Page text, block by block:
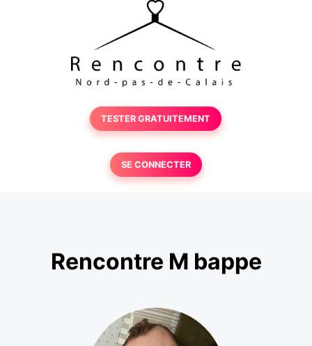
TESTER GRATUITEMENT
SE CONNECTER
Rencontre M bappe